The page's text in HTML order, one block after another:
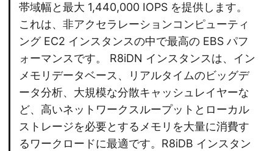
帯域幅と最大 1,440,000 IOPS を提供します。
これは、非アクセラレーションコンピューティ
ング EC2 インスタンスの中で最高の EBS パフ
ォーマンスです。 R8iDN インスタンスは、イン
メモリデータベース、リアルタイムのビッグデ
ータ分析、大規模な分散キャッシュレイヤーな
ど、高いネットワークスループットとローカル
ストレージを必要とするメモリを大量に消費す
るワークロードに最適です。R8iDB インスタン